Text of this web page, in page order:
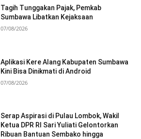
Tagih Tunggakan Pajak, Pemkab
Sumbawa Libatkan Kejaksaan
07/08/2026
Aplikasi Kere Alang Kabupaten Sumbawa
Kini Bisa Dinikmati di Android
07/08/2026
Serap Aspirasi di Pulau Lombok, Wakil
Ketua DPR RI Sari Yuliati Gelontorkan
Ribuan Bantuan Sembako hingga